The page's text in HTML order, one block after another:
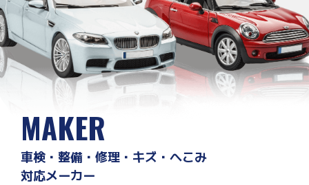
MAKER
車検・整備・修理・キズ・へこみ
対応メーカー